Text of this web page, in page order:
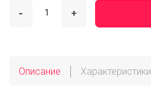
- +
Описание Характеристики